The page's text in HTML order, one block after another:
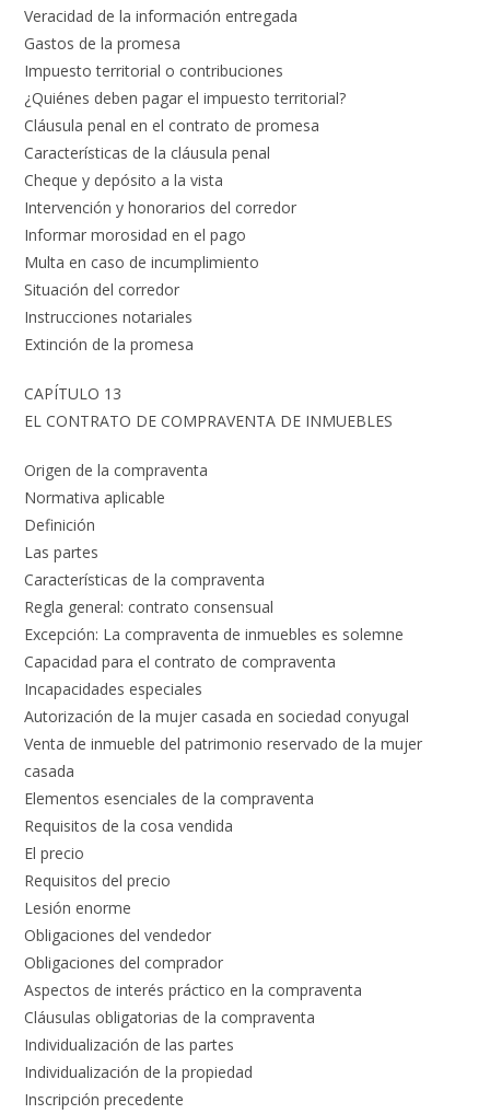
Veracidad de la información entregada
Gastos de la promesa
Impuesto territorial o contribuciones
¿Quiénes deben pagar el impuesto territorial?
Cláusula penal en el contrato de promesa
Características de la cláusula penal
Cheque y depósito a la vista
Intervención y honorarios del corredor
Informar morosidad en el pago
Multa en caso de incumplimiento
Situación del corredor
Instrucciones notariales
Extinción de la promesa
CAPÍTULO 13
EL CONTRATO DE COMPRAVENTA DE INMUEBLES
Origen de la compraventa
Normativa aplicable
Definición
Las partes
Características de la compraventa
Regla general: contrato consensual
Excepción: La compraventa de inmuebles es solemne
Capacidad para el contrato de compraventa
Incapacidades especiales
Autorización de la mujer casada en sociedad conyugal
Venta de inmueble del patrimonio reservado de la mujer
casada
Elementos esenciales de la compraventa
Requisitos de la cosa vendida
El precio
Requisitos del precio
Lesión enorme
Obligaciones del vendedor
Obligaciones del comprador
Aspectos de interés práctico en la compraventa
Cláusulas obligatorias de la compraventa
Individualización de las partes
Individualización de la propiedad
Inscripción precedente